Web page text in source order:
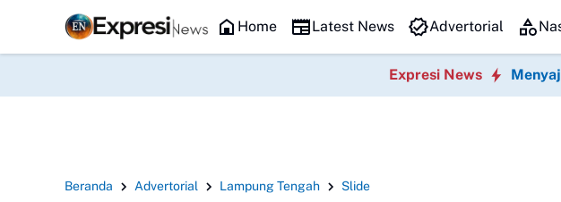
Headline Pengurus
Home Latest News Advertorial
Expresi News
Beranda Advertorial Lampung Tengah Slide